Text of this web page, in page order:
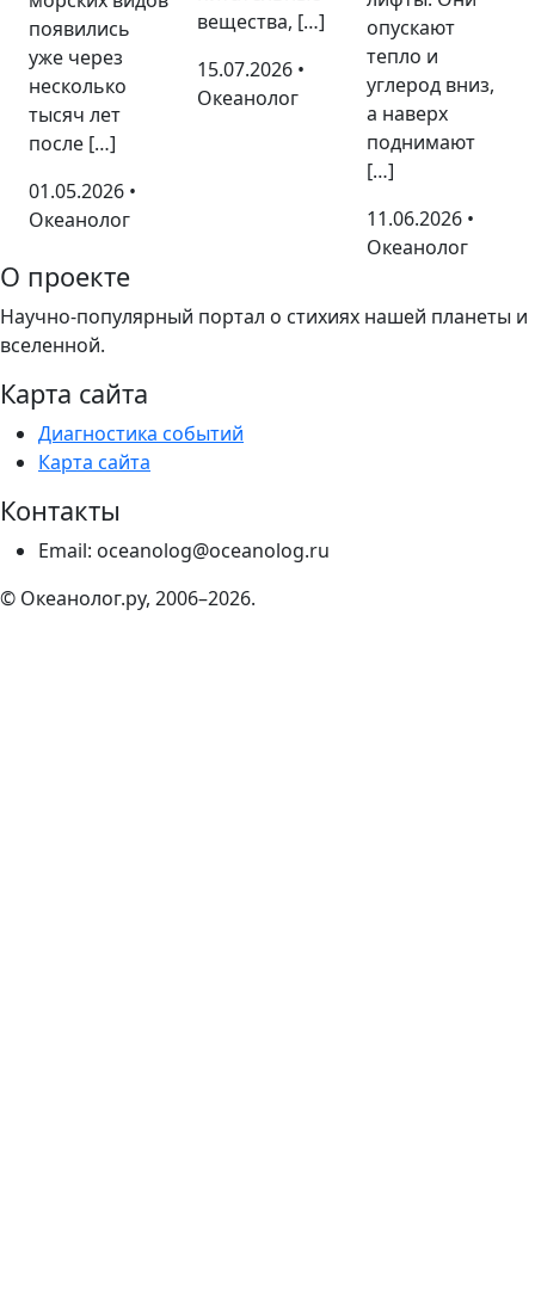
появились
уже через
несколько
тысяч лет
после […]
01.05.2026 •
Океанолог
вещества, […]
15.07.2026 •
Океанолог
опускают
тепло и
углерод вниз,
а наверх
поднимают
[…]
11.06.2026 •
Океанолог
О проекте
Научно-популярный портал о стихиях нашей планеты и
вселенной.
Карта сайта
Диагностика событий
Карта сайта
Контакты
Email: oceanolog@oceanolog.ru
© Океанолог.ру, 2006–2026.